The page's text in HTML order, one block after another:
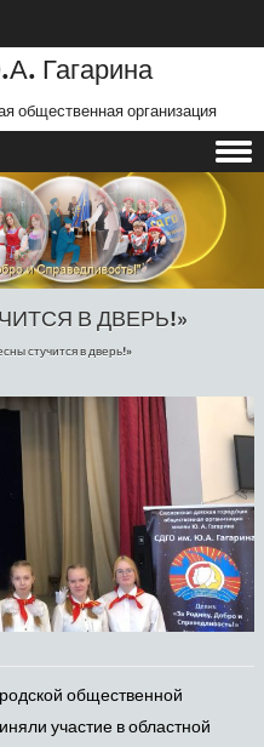
Гагарина
общественная организация
В ДВЕРЬ!»
стучится в дверь!»
общественной
участие в областной